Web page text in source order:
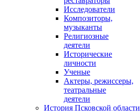
Исследователи
Композиторы,
музыканты
Религиозные
деятели
Исторические
личности
Ученые
Актеры, режиссеры,
театральные
деятели
История Псковской области